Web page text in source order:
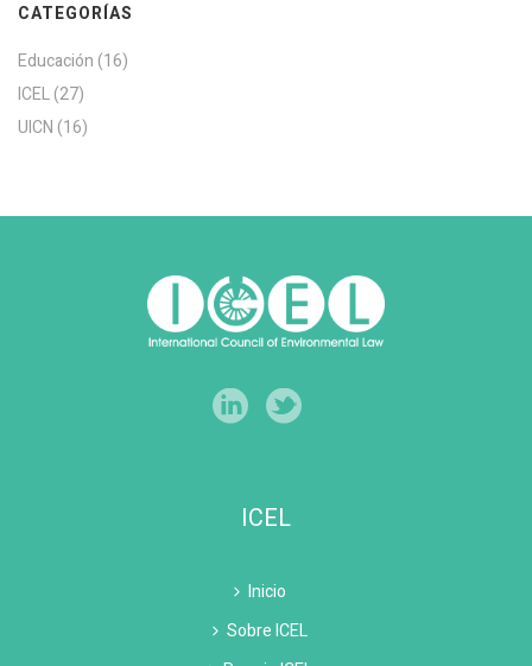
CATEGORÍAS
Educación (16)
ICEL(27)
UICN (16)
ICEL
Inicio
Sobre ICEL